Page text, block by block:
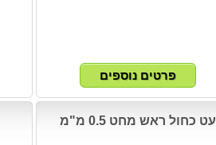
עט כחול ראש מחט 0.5 מ"מ